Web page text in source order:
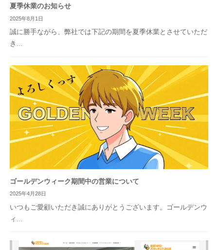
夏季休業のお知らせ
2025年8月1日
誠に勝手ながら、弊社では下記の期間を夏季休業とさせていただ
き...
ゴールデンウィーク期間中の営業について
2025年4月28日
いつもご愛顧いただき誠にありがとうございます。ゴールデンウ
ィ...